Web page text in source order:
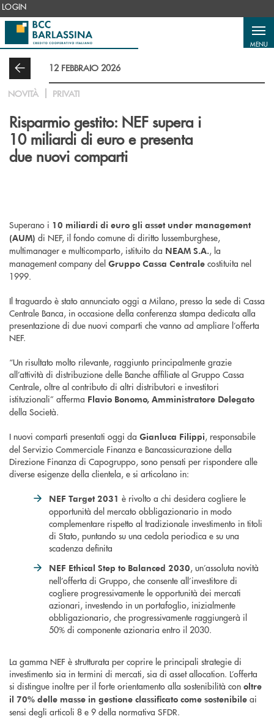
Salta al contenuto principale
LOGIN
MENU
12 FEBBRAIO 2026
NOVITÀ PRIVATI
Risparmio gestito: NEF supera i
10 miliardi di euro e presenta
due nuovi comparti
Superano i 10 miliardi di euro gli asset under management
(AUM) di NEF, il fondo comune di diritto lussemburghese,
multimanager e multicomparto, istituito da NEAM S.A., la
management company del Gruppo Cassa Centrale costituita nel
1999.
Il traguardo è stato annunciato oggi a Milano, presso la sede di Cassa
Centrale Banca, in occasione della conferenza stampa dedicata alla
presentazione di due nuovi comparti che vanno ad ampliare l’offerta
NEF.
“Un risultato molto rilevante, raggiunto principalmente grazie
all’attività di distribuzione delle Banche affiliate al Gruppo Cassa
Centrale, oltre al contributo di altri distributori e investitori
istituzionali” afferma Flavio Bonomo, Amministratore Delegato
della Società.
I nuovi comparti presentati oggi da Gianluca Filippi, responsabile
del Servizio Commerciale Finanza e Bancassicurazione della
Direzione Finanza di Capogruppo, sono pensati per rispondere alle
diverse esigenze della clientela, e si articolano in:
NEF Target 2031 è rivolto a chi desidera cogliere le
opportunità del mercato obbligazionario in modo
complementare rispetto al tradizionale investimento in titoli
di Stato, puntando su una cedola periodica e su una
scadenza definita
NEF Ethical Step to Balanced 2030, un’assoluta novità
nell’offerta di Gruppo, che consente all’investitore di
cogliere progressivamente le opportunità dei mercati
azionari, investendo in un portafoglio, inizialmente
obbligazionario, che progressivamente raggiungerà il
50% di componente azionaria entro il 2030.
La gamma NEF è strutturata per coprire le principali strategie di
investimento sia in termini di mercati, sia di asset allocation. L’offerta
si distingue inoltre per il forte orientamento alla sostenibilità con oltre
il 70% delle masse in gestione classificato come sostenibile ai
sensi degli articoli 8 e 9 della normativa SFDR.